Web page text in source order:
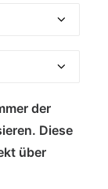
der
Diese
über